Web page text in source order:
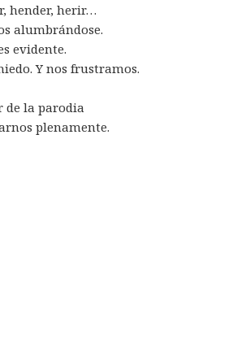
hender, herir…
alumbrándose.
evidente.
Y nos frustramos.
de la parodia
plenamente.